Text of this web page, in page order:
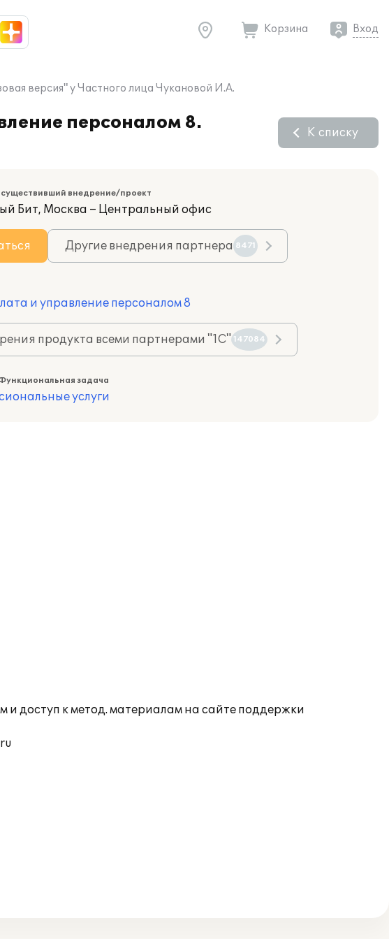
Корзина Вход
версия" у Частного лица Чукановой И.А.
персоналом 8.
К списку
внедрение/проект
Бит, Москва – Центральный офис
Другие внедрения партнера 8471
и управление персоналом 8
продукта всеми партнерами "1С" 147084
задача
услуги
и доступ к метод. материалам на сайте поддержки